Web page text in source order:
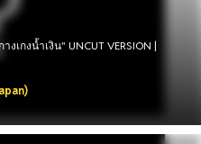
เกงน้ำเงิน" UNCUT VERSION |